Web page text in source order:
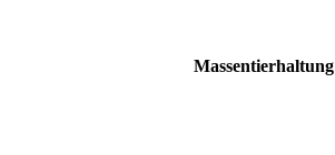
Massentierhaltung